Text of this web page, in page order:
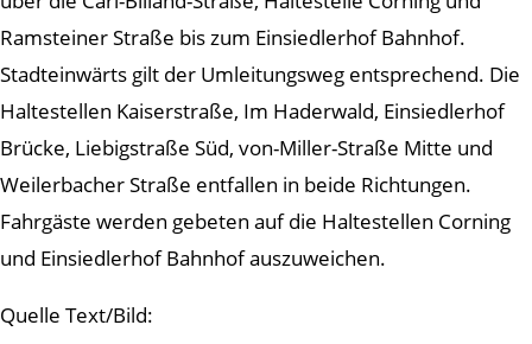
Ramsteiner Straße bis zum Einsiedlerhof Bahnhof.
Stadteinwärts gilt der Umleitungsweg entsprechend. Die
Haltestellen Kaiserstraße, Im Haderwald, Einsiedlerhof
Brücke, Liebigstraße Süd, von-Miller-Straße Mitte und
Weilerbacher Straße entfallen in beide Richtungen.
Fahrgäste werden gebeten auf die Haltestellen Corning
und Einsiedlerhof Bahnhof auszuweichen.
Quelle Text/Bild: